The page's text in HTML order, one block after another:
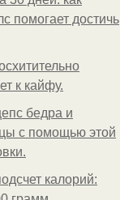
помогает достичь
к кайфу.
бедра и
с помощью этой
калорий: